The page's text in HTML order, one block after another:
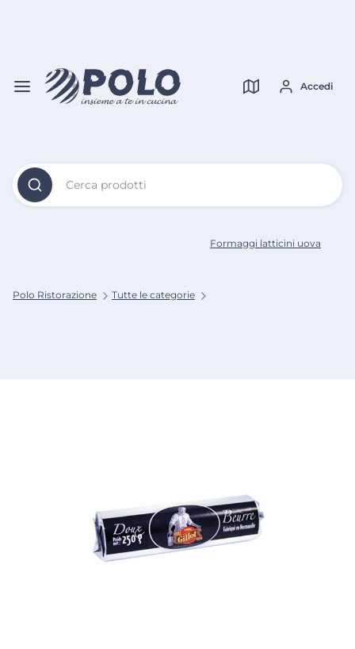
Cerca prodotti
Accedi
Polo Ristorazione Tutte le categorie
Formaggi latticini uova